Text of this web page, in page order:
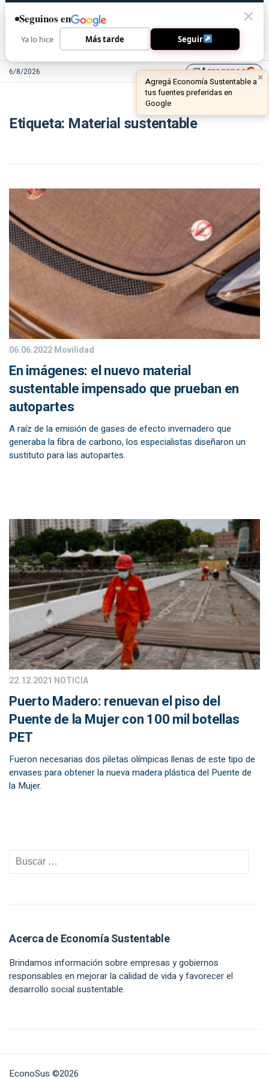
6/8/2026 library_addAgreganos ×
Agregá Economía Sustentable a
tus fuentes preferidas en
Google
Etiqueta: Material sustentable
06.06.2022Movilidad
En imágenes: el nuevo material
sustentable impensado que prueban en
autopartes
A raíz de la emisión de gases de efecto invernadero que
generaba la fibra de carbono, los especialistas diseñaron un
sustituto para las autopartes.
22.12.2021 NOTICIA
Puerto Madero: renuevan el piso del
Puente de la Mujer con 100 mil botellas
PET
Fueron necesarias dos piletas olímpicas llenas de este tipo de
envases para obtener la nueva madera plástica del Puente de
la Mujer.
Acerca de Economía Sustentable
Brindamos información sobre empresas y gobiernos
responsables en mejorar la calidad de vida y favorecer el
desarrollo social sustentable.
EconoSus ©2026
Seguinos en
Ya lo hice Más tarde Seguir